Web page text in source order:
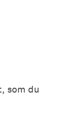
som du